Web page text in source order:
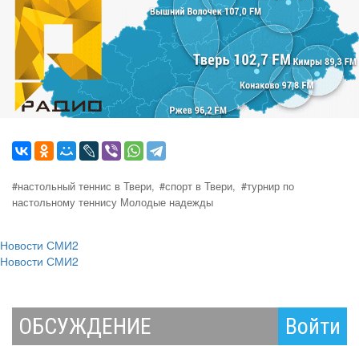
#настольный теннис в Твери, #спорт в Твери, #турнир по
настольному теннису Молодые надежды
Новости СМИ2
Новости СМИ2
ОБСУЖДЕНИЕ Войти